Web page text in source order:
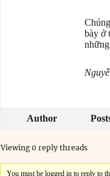
bày ở
Author
Viewing 0 reply threads
You must be logged in to reply to